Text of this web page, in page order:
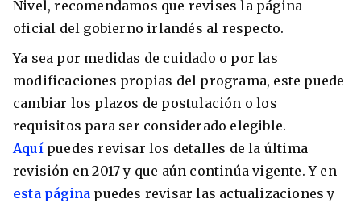
Nivel, recomendamos que revises la página
oficial del gobierno irlandés al respecto.
Ya sea por medidas de cuidado o por las
modificaciones propias del programa, este puede
cambiar los plazos de postulación o los
requisitos para ser considerado elegible.
Aquípuedes revisar los detalles de la última
revisión en 2017 y que aún continúa vigente. Y en
esta página puedes revisar las actualizaciones y